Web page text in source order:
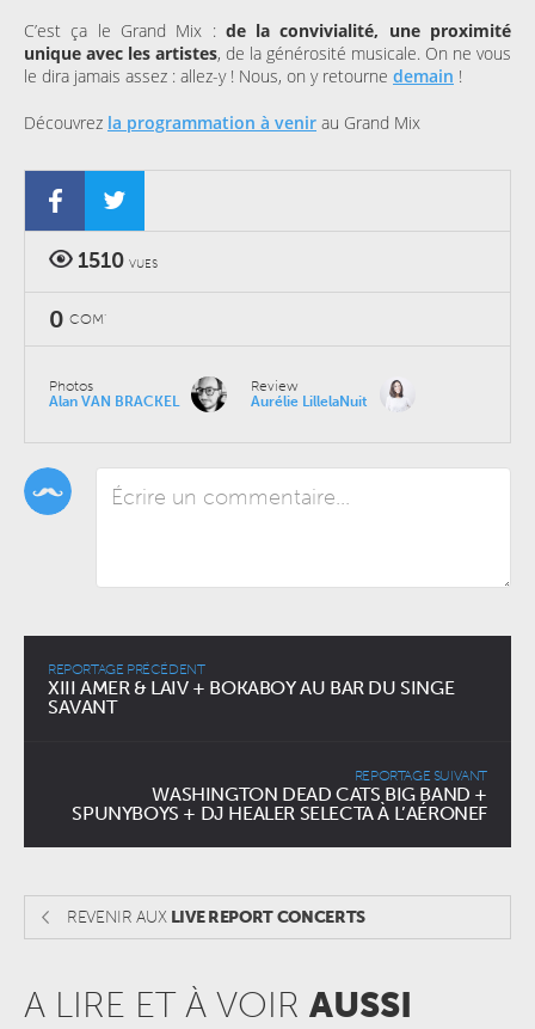
C’est ça le Grand Mix : de la convivialité, une proximité
unique avec les artistes, de la générosité musicale. On ne vous
le dira jamais assez : allez-y ! Nous, on y retourne demain !
Découvrez la programmation à venir au Grand Mix
1510 VUES
0 COM'
Photos
Alan VAN BRACKEL
Review
Aurélie LillelaNuit
REPORTAGE PRÉCÉDENT
XIII AMER & LAIV + BOKABOY AU BAR DU SINGE
SAVANT
REPORTAGE SUIVANT
WASHINGTON DEAD CATS BIG BAND +
SPUNYBOYS + DJ HEALER SELECTA À L’AÉRONEF
REVENIR AUX LIVE REPORT CONCERTS
A LIRE ET À VOIR AUSSI